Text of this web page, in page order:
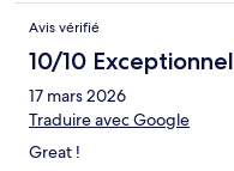
Avis vérifié
10/10 Exceptionnel
17 mars 2026
Traduire avec Google
Great !